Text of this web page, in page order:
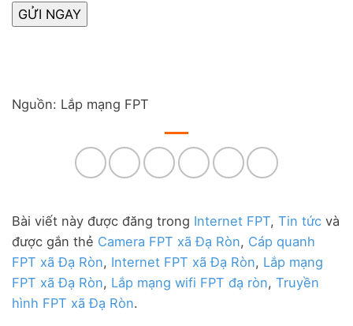
Nguồn: Lắp mạng FPT
Bài viết này được đăng trong Internet FPT, Tin tức và
được gắn thẻ Camera FPT xã Đạ Ròn, Cáp quanh
FPT xã Đạ Ròn, Internet FPT xã Đạ Ròn, Lắp mạng
FPT xã Đạ Ròn, Lắp mạng wifi FPT đạ ròn, Truyền
hình FPT xã Đạ Ròn.